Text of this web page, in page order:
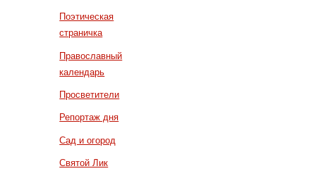
Поэтическая
страничка
Православный
календарь
Просветители
Репортаж дня
Сад и огород
Святой Лик